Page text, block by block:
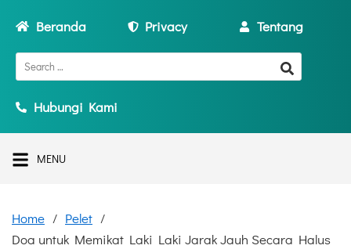
Beranda Privacy Tentang
Hubungi Kami
MENU
Home
Pelet
Doa untuk Memikat Laki Laki Jarak Jauh Secara Halus